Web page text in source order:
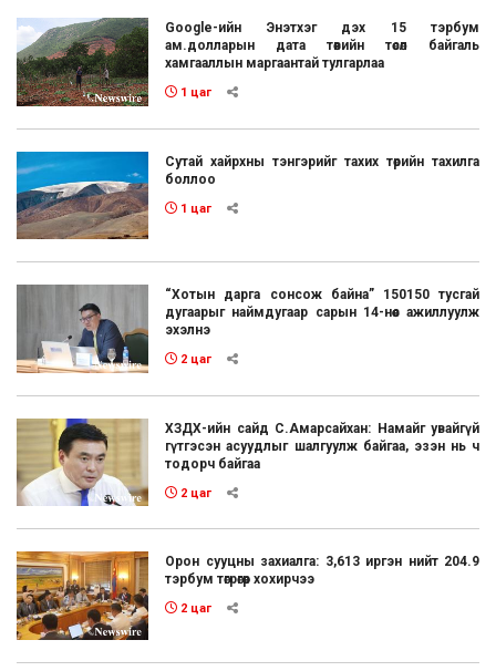
Google-ийн Энэтхэг дэх 15 тэрбум
ам.долларын дата төвийн төсөл байгаль
хамгааллын маргаантай тулгарлаа
1 цаг
Сутай хайрхны тэнгэрийг тахих төрийн тахилга
боллоо
1 цаг
“Хотын дарга сонсож байна” 150150 тусгай
дугаарыг наймдугаар сарын 14-нөөс ажиллуулж
эхэлнэ
2 цаг
ХЗДХ-ийн сайд С.Амарсайхан: Намайг увайгүй
гүтгэсэн асуудлыг шалгуулж байгаа, эзэн нь ч
тодорч байгаа
2 цаг
Орон сууцны захиалга: 3,613 иргэн нийт 204.9
тэрбум төгрөгөөр хохирчээ
2 цаг